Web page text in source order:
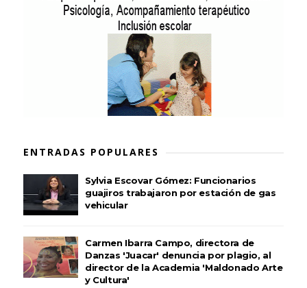
ENTRADAS POPULARES
Sylvia Escovar Gómez: Funcionarios
guajiros trabajaron por estación de gas
vehicular
Carmen Ibarra Campo, directora de
Danzas 'Juacar' denuncia por plagio, al
director de la Academia 'Maldonado Arte
y Cultura'